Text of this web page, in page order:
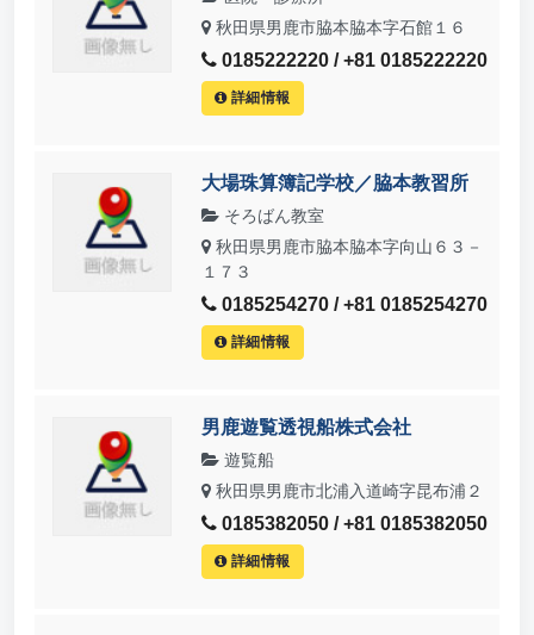
秋田県男鹿市脇本脇本字石館１６
0185222220 / +81 0185222220
詳細情報
大場珠算簿記学校／脇本教習所
そろばん教室
秋田県男鹿市脇本脇本字向山６３－
１７３
0185254270 / +81 0185254270
詳細情報
男鹿遊覧透視船株式会社
遊覧船
秋田県男鹿市北浦入道崎字昆布浦２
0185382050 / +81 0185382050
詳細情報